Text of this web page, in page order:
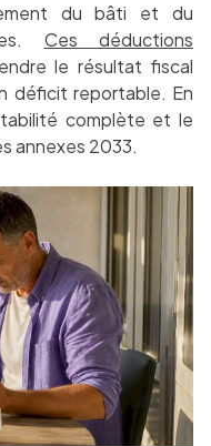
du bâti et du
Ces déductions
le résultat fiscal
déficit reportable. En
complète et le
annexes 2033.